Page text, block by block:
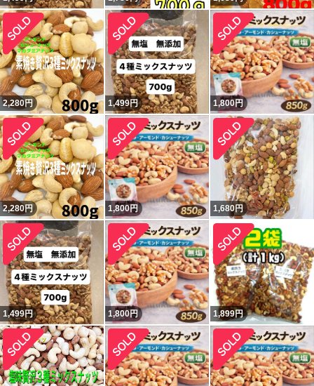
2,280円 1,499円 1,800円
2,280円 1,800円 1,680円
1,499円 1,800円 1,899円